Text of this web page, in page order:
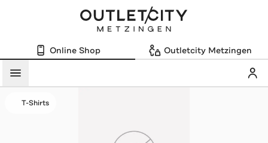
Online Shop Outletcity Metzingen
Menü
T-Shirts